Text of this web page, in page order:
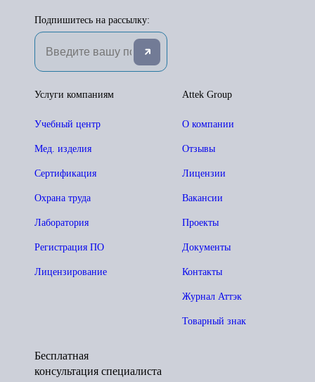
Подпишитесь на рассылку:
Attek Group
О компании
Отзывы
Лицензии
Вакансии
Проекты
Документы
Контакты
Журнал Аттэк
Товарный знак
Услуги компаниям
Учебный центр
Мед. изделия
Сертификация
Охрана труда
Лаборатория
Регистрация ПО
Лицензирование
Бесплатная
консультация специалиста